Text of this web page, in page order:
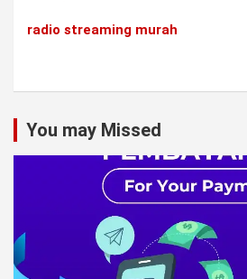
radio streaming murah
You may Missed